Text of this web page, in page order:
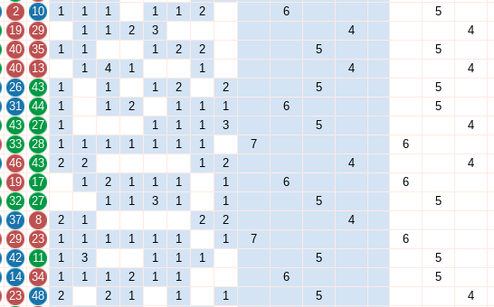
2 10 1 1 1 1 1 2 6 5
19 29 1 1 2 3 4 4
40 35 1 1 1 2 2 5 5
40 13 1 4 1 1 4 4
26 43 1 1 1 2 2 5 5
31 44 1 1 2 1 1 1 6 5
43 27 1 1 1 1 3 5 4
33 28 1 1 1 1 1 1 1 7 6
46 43 2 2 1 2 4 4
19 17 1 2 1 1 1 1 6 6
32 27 1 1 3 1 1 5 5
37 8 2 1 2 2 4
29 23 1 1 1 1 1 1 1 7 6
42 11 1 3 1 1 1 5 5
14 34 1 1 1 2 1 1 6 5
23 48 2 2 1 1 1 5 4